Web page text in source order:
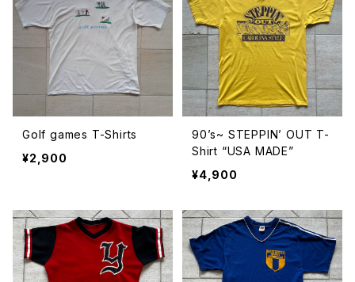
Golf games T-Shirts
¥2,900
90’s~ STEPPIN’ OUT T-
Shirt “USA MADE”
¥4,900